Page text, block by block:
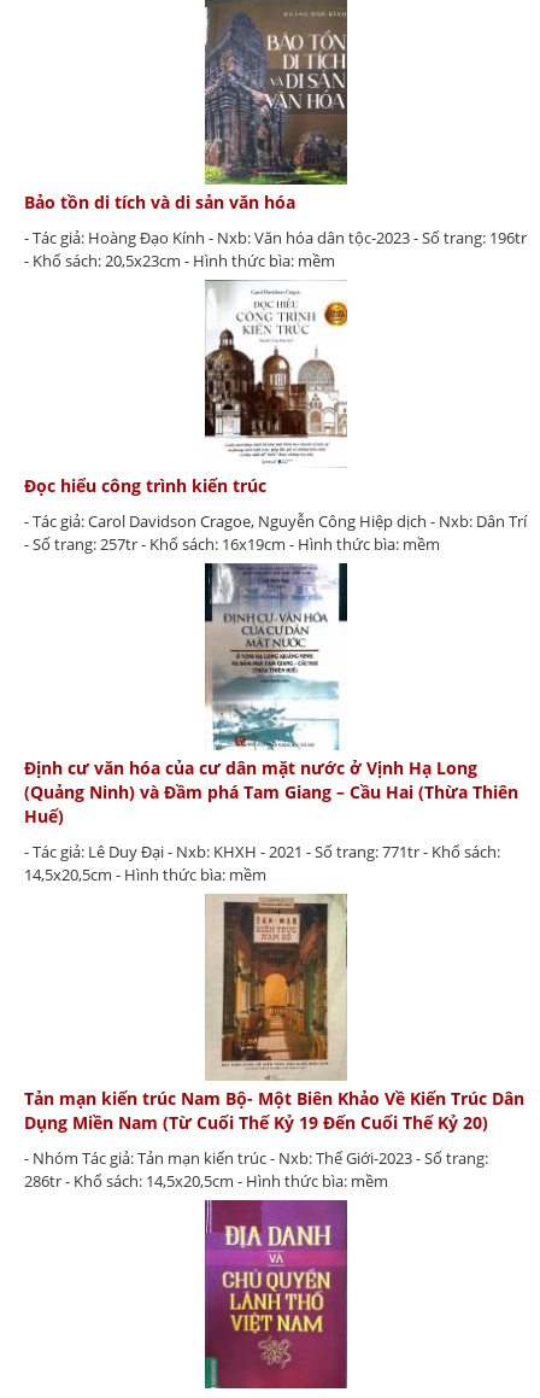
Bảo tồn di tích và di sản văn hóa
- Tác giả: Hoàng Đạo Kính - Nxb: Văn hóa dân tộc-2023 - Số trang: 196tr
- Khổ sách: 20,5x23cm - Hình thức bìa: mềm
Đọc hiểu công trình kiến trúc
- Tác giả: Carol Davidson Cragoe, Nguyễn Công Hiệp dịch - Nxb: Dân Trí
- Số trang: 257tr - Khổ sách: 16x19cm - Hình thức bìa: mềm
Định cư văn hóa của cư dân mặt nước ở Vịnh Hạ Long
(Quảng Ninh) và Đầm phá Tam Giang – Cầu Hai (Thừa Thiên
Huế)
- Tác giả: Lê Duy Đại - Nxb: KHXH - 2021 - Số trang: 771tr - Khổ sách:
14,5x20,5cm - Hình thức bìa: mềm
Tản mạn kiến trúc Nam Bộ- Một Biên Khảo Về Kiến Trúc Dân
Dụng Miền Nam (Từ Cuối Thế Kỷ 19 Đến Cuối Thế Kỷ 20)
- Nhóm Tác giả: Tản mạn kiến trúc - Nxb: Thế Giới-2023 - Số trang:
286tr - Khổ sách: 14,5x20,5cm - Hình thức bìa: mềm